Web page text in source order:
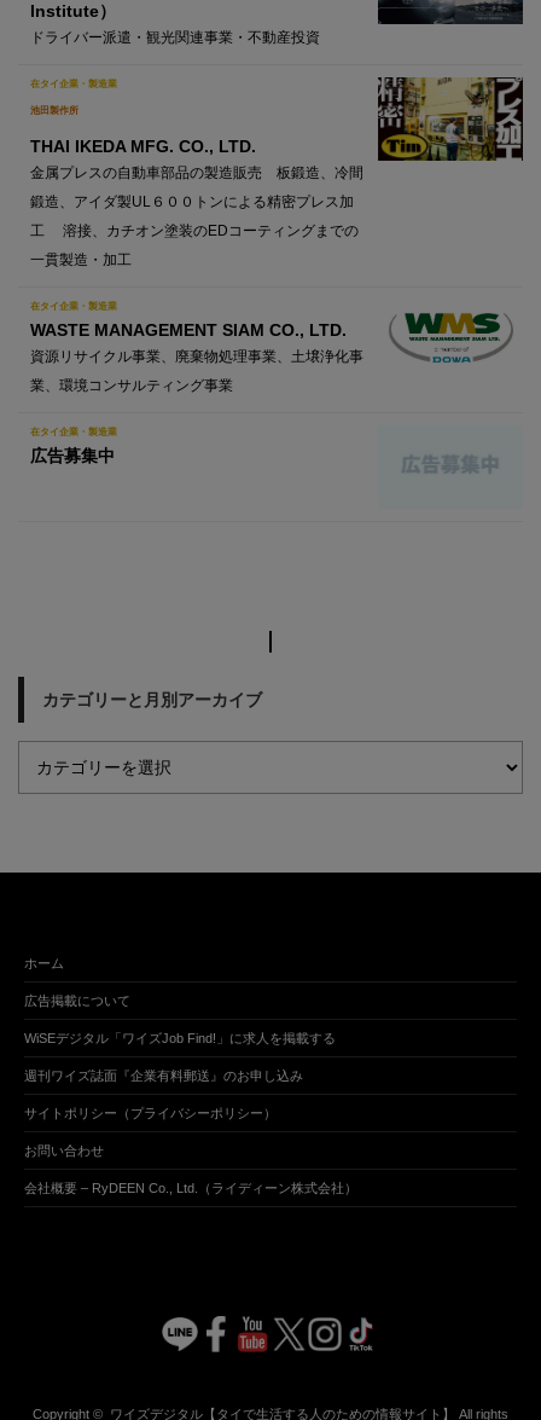
Institute）
ドライバー派遣・観光関連事業・不動産投資
在タイ企業・製造業
池田製作所
THAI IKEDA MFG. CO., LTD.
金属プレスの自動車部品の製造販売 板鍛造、冷間
鍛造、アイダ製UL６００トンによる精密プレス加
工 溶接、カチオン塗装のEDコーティングまでの
一貫製造・加工
在タイ企業・製造業
WASTE MANAGEMENT SIAM CO., LTD.
資源リサイクル事業、廃棄物処理事業、土壌浄化事
業、環境コンサルティング事業
在タイ企業・製造業
広告募集中
カテゴリーと月別アーカイブ
ホーム
広告掲載について
WiSEデジタル「ワイズJob Find!」に求人を掲載する
週刊ワイズ誌面『企業有料郵送』のお申し込み
サイトポリシー（プライバシーポリシー）
お問い合わせ
会社概要 – RyDEEN Co., Ltd.（ライディーン株式会社）
Copyright © ワイズデジタル【タイで生活する人のための情報サイト】 All rights